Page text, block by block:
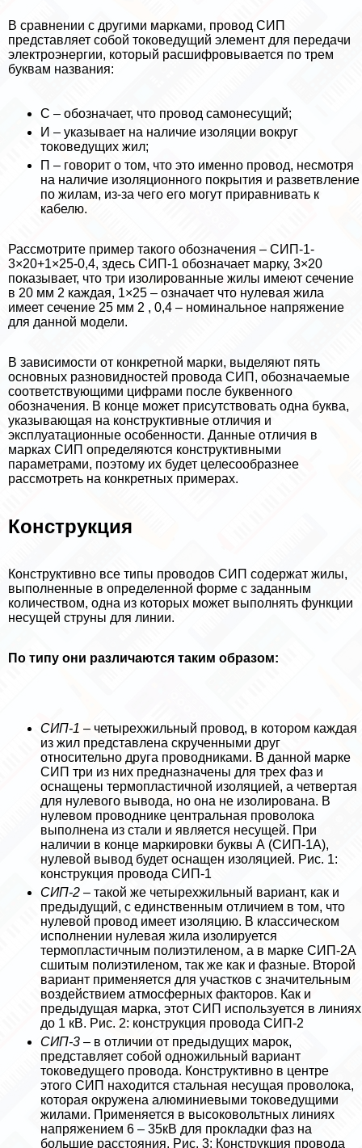
В сравнении с другими марками, провод СИП
представляет собой токоведущий элемент для передачи
электроэнергии, который расшифровывается по трем
буквам названия:
С – обозначает, что провод самонесущий;
И – указывает на наличие изоляции вокруг
токоведущих жил;
П – говорит о том, что это именно провод, несмотря
на наличие изоляционного покрытия и разветвление
по жилам, из-за чего его могут приравнивать к
кабелю.
Рассмотрите пример такого обозначения – СИП-1-
3×20+1×25-0,4, здесь СИП-1 обозначает марку, 3×20
показывает, что три изолированные жилы имеют сечение
в 20 мм 2 каждая, 1×25 – означает что нулевая жила
имеет сечение 25 мм 2 , 0,4 – номинальное напряжение
для данной модели.
В зависимости от конкретной марки, выделяют пять
основных разновидностей провода СИП, обозначаемые
соответствующими цифрами после буквенного
обозначения. В конце может присутствовать одна буква,
указывающая на конструктивные отличия и
эксплуатационные особенности. Данные отличия в
марках СИП определяются конструктивными
параметрами, поэтому их будет целесообразнее
рассмотреть на конкретных примерах.
Конструкция
Конструктивно все типы проводов СИП содержат жилы,
выполненные в определенной форме с заданным
количеством, одна из которых может выполнять функции
несущей струны для линии.
По типу они различаются таким образом:
СИП-1 – четырехжильный провод, в котором каждая
из жил представлена скрученными друг
относительно друга проводниками. В данной марке
СИП три из них предназначены для трех фаз и
оснащены термопластичной изоляцией, а четвертая
для нулевого вывода, но она не изолирована. В
нулевом проводнике центральная проволока
выполнена из стали и является несущей. При
наличии в конце маркировки буквы А (СИП-1А),
нулевой вывод будет оснащен изоляцией. Рис. 1:
конструкция провода СИП-1
СИП-2 – такой же четырехжильный вариант, как и
предыдущий, с единственным отличием в том, что
нулевой провод имеет изоляцию. В классическом
исполнении нулевая жила изолируется
термопластичным полиэтиленом, а в марке СИП-2А
сшитым полиэтиленом, так же как и фазные. Второй
вариант применяется для участков с значительным
воздействием атмосферных факторов. Как и
предыдущая марка, этот СИП используется в линиях
до 1 кВ. Рис. 2: конструкция провода СИП-2
СИП-3 – в отличии от предыдущих марок,
представляет собой одножильный вариант
токоведущего провода. Конструктивно в центре
этого СИП находится стальная несущая проволока,
которая окружена алюминиевыми токоведущими
жилами. Применяется в высоковольтных линиях
напряжением 6 – 35кВ для прокладки фаз на
большие расстояния. Рис. 3: Конструкция провода